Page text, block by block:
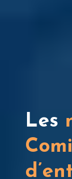
Les